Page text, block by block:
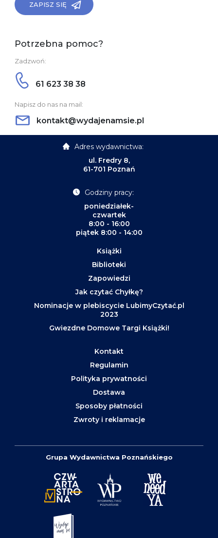
ZAPISZ SIĘ
Potrzebna pomoc?
Zadzwoń:
61 623 38 38
Napisz do nas na mail:
kontakt@wydajenamsie.pl
Adres wydawnictwa:
ul. Fredry 8,
61-701 Poznań
Godziny pracy:
poniedziałek-
czwartek
8:00 - 16:00
piątek 8:00 - 14:00
Książki
Biblioteki
Zapowiedzi
Jak czytać Chyłkę?
Nominacje w plebiscycie LubimyCzytać.pl
2023
Gwiezdne Domowe Targi Książki!
Kontakt
Regulamin
Polityka prywatności
Dostawa
Sposoby płatności
Zwroty i reklamacje
Grupa Wydawnictwa Poznańskiego